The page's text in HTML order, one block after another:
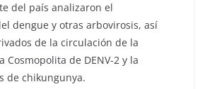
del país analizaron el
dengue y otras arbovirosis, así
de la circulación de la
Cosmopolita de DENV-2 y la
de chikungunya.